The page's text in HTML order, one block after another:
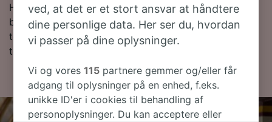
Hvis du er klar til at bestille, så begynd at lede efter
billige togbilletter med os i dag. Læs mere om
togrejsen til Roma Tiburtina med tog samt vores
togplan, hvor du kan se de første og sidste togtider.
ved, at det er et stort ansvar at håndtere
dine personlige data. Her ser du, hvordan
vi passer på dine oplysninger.
Vi og vores115 partnere gemmer og/eller får
adgang til oplysninger på en enhed, f.eks.
unikke ID'er i cookies til behandling af
personoplysninger. Du kan acceptere eller